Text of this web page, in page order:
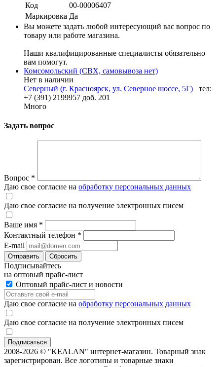
Код
00-00006407
Маркировка Да
Вы можете задать любой интересующий вас вопрос по
товару или работе магазина.
Наши квалифицированные специалисты обязательно
вам помогут.
Комсомольский (СВХ, самовывоза нет)
Нет в наличии
Северный (г. Красноярск, ул. Северное шоссе, 5Г)
тел:
+7 (391) 2199957 доб. 201
Много
Задать вопрос
Вопрос *
Даю свое согласие на обработку персональных данных
Даю свое согласие на получение электронных писем
Ваше имя *
Контактный телефон *
E-mail
Отправить Сбросить
Подписывайтесь
на оптовый прайс-лист
Оптовый прайс-лист и новости
Даю свое согласие на обработку персональных данных
Даю свое согласие на получение электронных писем
2008-2026 © "KEALAN" интернет-магазин. Товарный знак
зарегистрирован. Все логотипы и товарные знаки